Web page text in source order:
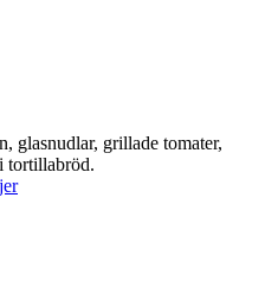
glasnudlar, grillade tomater,
tortillabröd.